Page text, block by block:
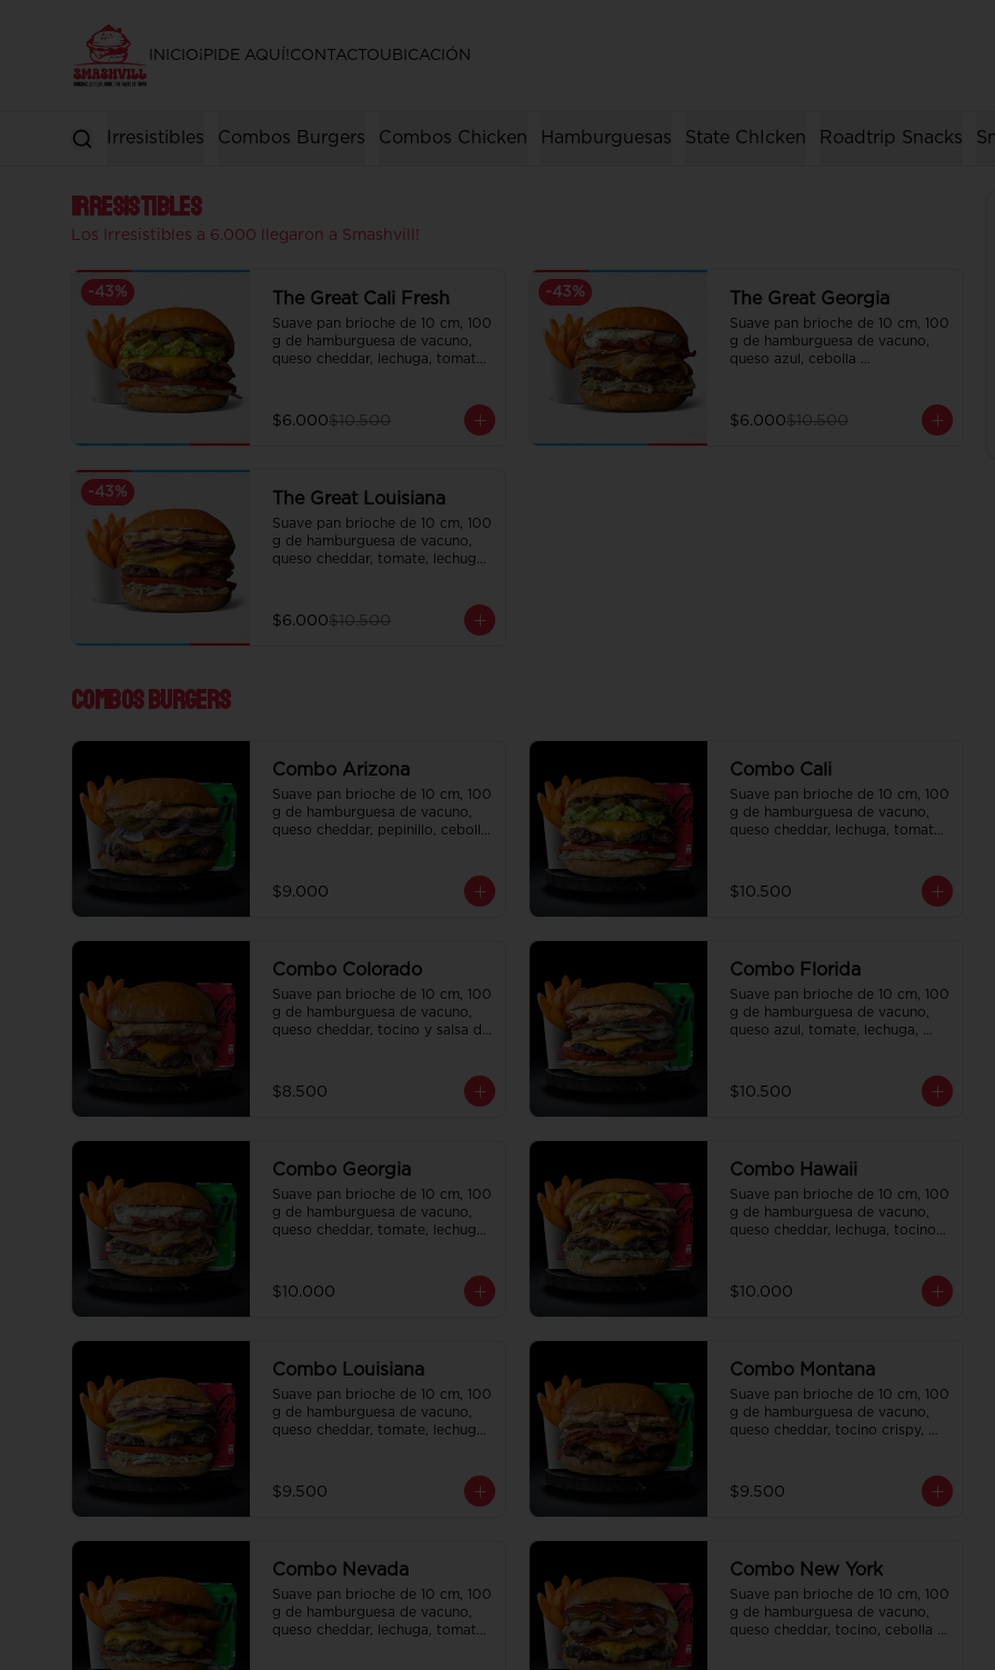
INICIO¡PIDE AQUÍ!CONTACTOUBICACIÓN
Irresistibles Combos Burgers Combos Chicken Hamburguesas State ChIcken Roadtrip Snacks
Irresistibles
Los Irresistibles a 6.000 llegaron a Smashvill!
-43% The Great Cali Fresh
Suave pan brioche de 10 cm, 100
g de hamburguesa de vacuno,
queso cheddar, lechuga, tomate,
Incluye papas fritas crocantes.
$6.000$10.500
-43% The Great Georgia
Suave pan brioche de 10 cm, 100
g de hamburguesa de vacuno,
queso azul, cebolla
Incluye papas fritas crocantes.
$6.000$10.500
-43% The Great Louisiana
Suave pan brioche de 10 cm, 100
g de hamburguesa de vacuno,
queso cheddar, tomate, lechuga,
Incluye papas fritas crocantes.
$6.000$10.500
Combos Burgers
Combo Arizona
Suave pan brioche de 10 cm, 100
g de hamburguesa de vacuno,
queso cheddar, pepinillo, cebolla,
salsa de la casa de regalo a
elección y una bebida de 350 cc
$9.000
Combo Cali
Suave pan brioche de 10 cm, 100
g de hamburguesa de vacuno,
queso cheddar, lechuga, tomate,
perfectamente condimentadas,
salsa de la casa de regalo a
$10.500
Combo Colorado
Suave pan brioche de 10 cm, 100
g de hamburguesa de vacuno,
queso cheddar, tocino y salsa de
salsa de la casa de regalo a
elección y una bebida de 350 cc
$8.500
Combo Florida
Suave pan brioche de 10 cm, 100
g de hamburguesa de vacuno,
queso azul, tomate, lechuga,
Queso SMASHVILLE. Papas fritas
perfectamente condimentadas,
$10.500
Combo Georgia
Suave pan brioche de 10 cm, 100
g de hamburguesa de vacuno,
queso cheddar, tomate, lechuga,
perfectamente condimentadas,
salsa de la casa de regalo a
$10.000
Combo Hawaii
Suave pan brioche de 10 cm, 100
g de hamburguesa de vacuno,
queso cheddar, lechuga, tocino
fritas perfectamente
condimentadas, salsa de la casa
$10.000
Combo Louisiana
Suave pan brioche de 10 cm, 100
g de hamburguesa de vacuno,
queso cheddar, tomate, lechuga,
perfectamente condimentadas,
salsa de la casa de regalo a
$9.500
Combo Montana
Suave pan brioche de 10 cm, 100
g de hamburguesa de vacuno,
queso cheddar, tocino crispy,
condimentadas, salsa de la casa
de regalo a elección y una
$9.500
Combo Nevada
Suave pan brioche de 10 cm, 100
g de hamburguesa de vacuno,
queso cheddar, lechuga, tomate,
Combo New York
Suave pan brioche de 10 cm, 100
g de hamburguesa de vacuno,
queso cheddar, tocino, cebolla